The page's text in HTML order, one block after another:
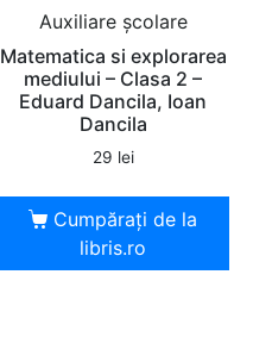
Auxiliare şcolare
Matematica si explorarea
mediului – Clasa 2 –
Eduard Dancila, Ioan
Dancila
29 lei
Cumpărați de la
libris.ro